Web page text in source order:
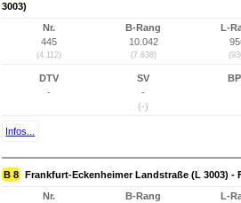
3003)
Nr.
445
(4.112)
B-Rang
10.042
(7.638)
L-
DTV
-
SV
-
(-)
Infos...
B 8 Frankfurt-Eckenheimer Landstraße (L 3003)
Nr.
B-Rang
L-